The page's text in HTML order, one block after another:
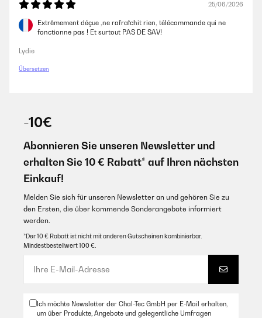
25/06/2026
Extrêmement déçue ,ne rafraîchit rien, télécommande qui ne
fonctionne pas ! Et surtout PAS DE SAV!
Lydie
Übersetzen
-10€
Abonnieren Sie unseren Newsletter und
erhalten Sie 10 € Rabatt* auf Ihren nächsten
Einkauf!
Melden Sie sich für unseren Newsletter an und gehören Sie zu
den Ersten, die über kommende Sonderangebote informiert
werden.
*Der 10 € Rabatt ist nicht mit anderen Gutscheinen kombinierbar.
Mindestbestellwert 100 €.
Ich möchte Newsletter der Chal-Tec GmbH per E-Mail erhalten,
um über Produkte, Angebote und gelegentliche Umfragen